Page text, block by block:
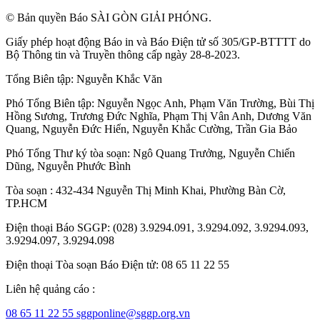
© Bản quyền Báo SÀI GÒN GIẢI PHÓNG.
Giấy phép hoạt động Báo in và Báo Điện tử số 305/GP-BTTTT do
Bộ Thông tin và Truyền thông cấp ngày 28-8-2023.
Tổng Biên tập: Nguyễn Khắc Văn
Phó Tổng Biên tập: Nguyễn Ngọc Anh, Phạm Văn Trường, Bùi Thị
Hồng Sương, Trương Đức Nghĩa, Phạm Thị Vân Anh, Dương Văn
Quang, Nguyễn Đức Hiển, Nguyễn Khắc Cường, Trần Gia Bảo
Phó Tổng Thư ký tòa soạn: Ngô Quang Trưởng, Nguyễn Chiến
Dũng, Nguyễn Phước Bình
Tòa soạn : 432-434 Nguyễn Thị Minh Khai, Phường Bàn Cờ,
TP.HCM
Điện thoại Báo SGGP: (028) 3.9294.091, 3.9294.092, 3.9294.093,
3.9294.097, 3.9294.098
Điện thoại Tòa soạn Báo Điện tử: 08 65 11 22 55
Liên hệ quảng cáo :
08 65 11 22 55 sggponline@sggp.org.vn